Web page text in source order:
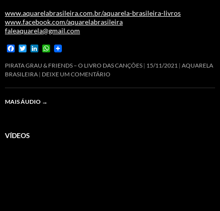
www.aquarelabrasileira.com.br/aquarela-brasileira-livros
www.facebook.com/aquarelabrasileira
faleaquarela@gmail.com
F
c
e
o
k
i
t
e
n
k
e
d
n
W
a
t
A
PIRATA GRAU & FRIENDS – O LIVRO DAS CANÇÕES 15/11/2021 AQUARELA
BRASILEIRA DEIXE UM COMENTÁRIO
MAIS ÁUDIO →
VÍDEOS